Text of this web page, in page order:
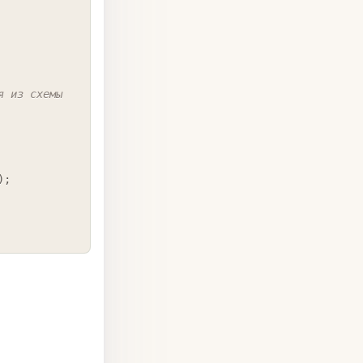
из схемы
;